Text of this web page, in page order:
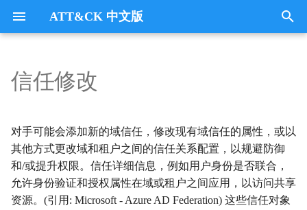
ATT&CK 中文版
入
以
始
搜
索
Tactics
CommandandControl
CredentialAccess
DefenseEvasion
收集
指挥与控制
凭证访问
防御逃避
信任修改
对手可能会添加新的域信任，修改现有域信任的属性，或以
其他方式更改域和租户之间的信任关系配置，以规避防御
和/或提升权限。信任详细信息，例如用户身份是否联合，
允许身份验证和授权属性在域或租户之间应用，以访问共享
资源。(引用: Microsoft - Azure AD Federation) 这些信任对象